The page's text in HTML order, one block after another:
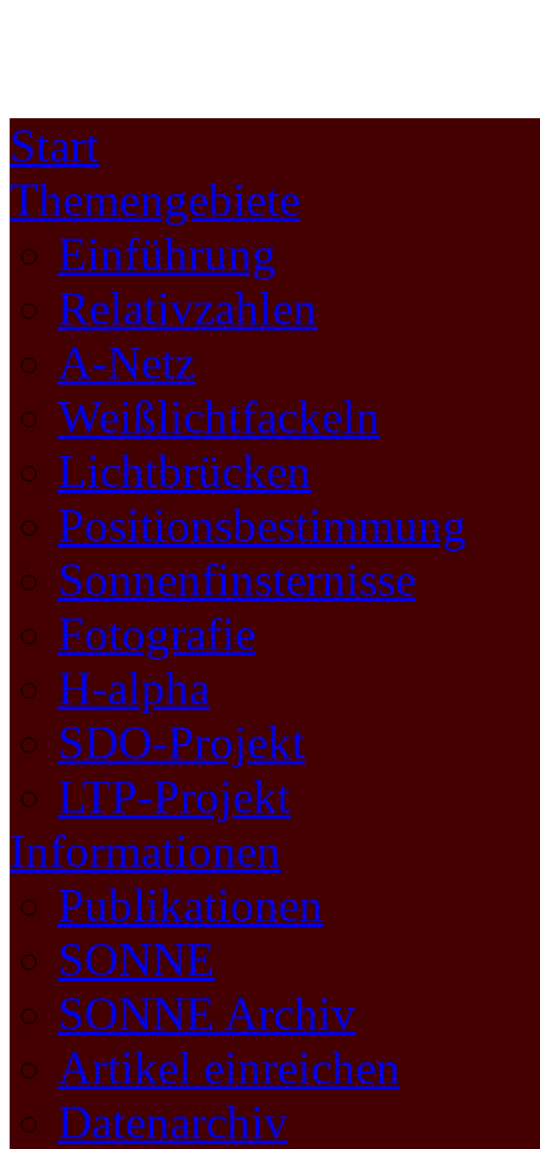
Start
Themengebiete
Einführung
Relativzahlen
A-Netz
Weißlichtfackeln
Lichtbrücken
Positionsbestimmung
Sonnenfinsternisse
Fotografie
H-alpha
SDO-Projekt
LTP-Projekt
Informationen
Publikationen
SONNE
SONNE Archiv
Artikel einreichen
Datenarchiv